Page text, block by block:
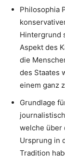
Philosophia
Hintergrund
Aspekt des
die
des Staates
einem ganz
Grundlage
welche über
Ursprung in
Tradition